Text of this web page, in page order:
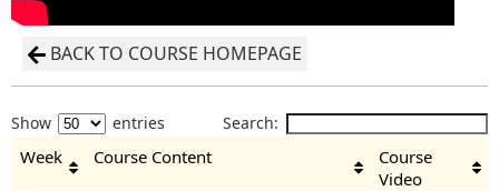
BACK TO COURSE HOMEPAGE
Show entries Search:
Week Course Content
Course
Video